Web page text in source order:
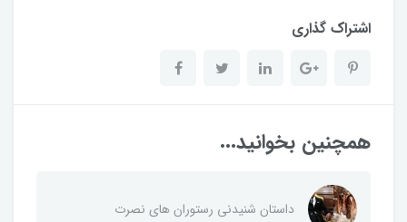
اشتراک گذاری
همچنین بخوانید...
داستان شنیدنی رستوران های نصرت